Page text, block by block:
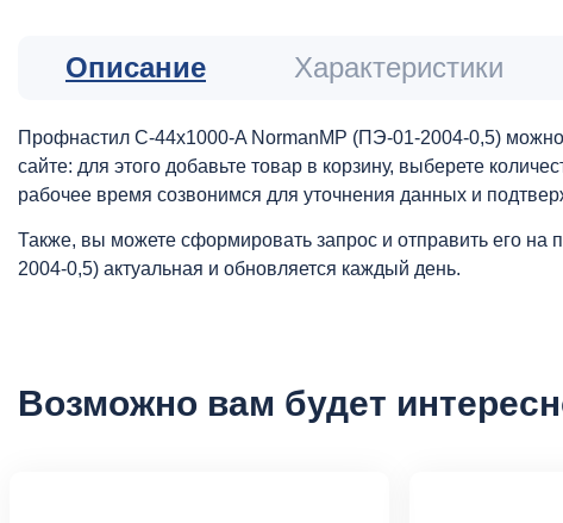
Описание Характеристики
Профнастил С-44x1000-A NormanMP (ПЭ-01-2004-0,5)
сайте: для этого добавьте товар в корзину, выберете
рабочее время созвонимся для уточнения данных и
Также, вы можете сформировать запрос и отправить его на
2004-0,5) актуальная и обновляется каждый день.
Возможно вам будет